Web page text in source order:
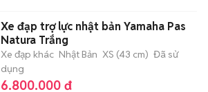
Xe đạp trợ lực nhật bản Yamaha Pas
Natura Trắng
Xe đạp khác Nhật Bản XS (43 cm) Đã sử
dụng
6.800.000 đ